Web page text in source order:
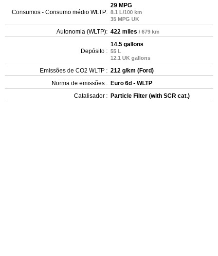
Consumos - Consumo médio WLTP:
29 MPG
8.1 L/100 km
35 MPG UK
Autonomia (WLTP): 422 miles / 679 km
Depósito :
14.5 gallons
55 L
12.1 UK gallons
Emissões de CO2 WLTP : 212 g/km (Ford)
Norma de emissões : Euro 6d - WLTP
Catalisador : Particle Filter (with SCR cat.)